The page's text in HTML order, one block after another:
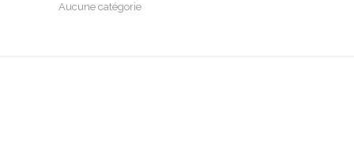
Aucune catégorie